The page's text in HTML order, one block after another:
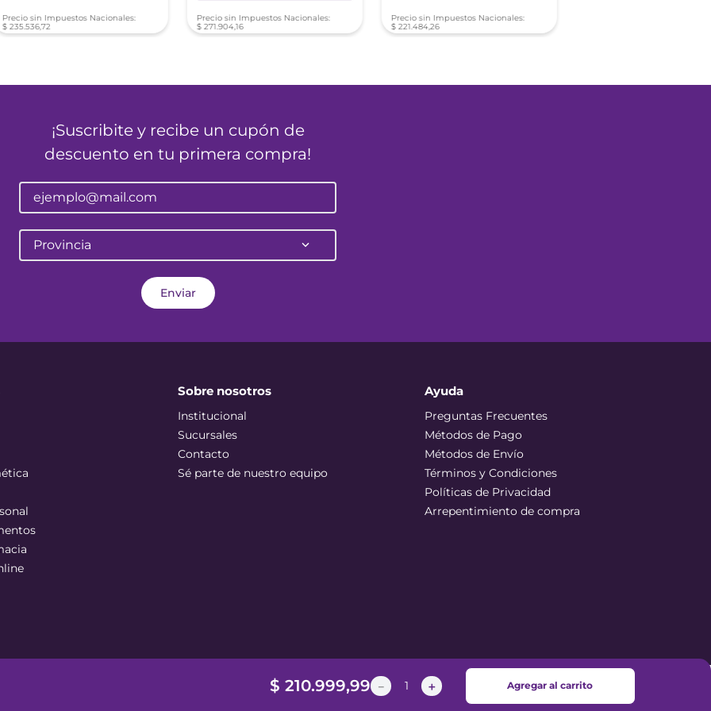
$ 210.999,99 ＋
－ Agregar al carrito
Precio sin Impuestos Nacionales:
$ 235.536,72
Precio sin Impuestos Nacionales:
$ 271.904,16
Precio sin Impuestos Nacionales:
$ 221.484,26
¡Suscribite y recibe un cupón de
descuento en tu primera compra!
Provincia
Enviar
Sobre nosotros
Institucional
Sucursales
Contacto
Sé parte de nuestro equipo
Ayuda
Preguntas Frecuentes
Métodos de Pago
Métodos de Envío
Términos y Condiciones
Políticas de Privacidad
Arrepentimiento de compra